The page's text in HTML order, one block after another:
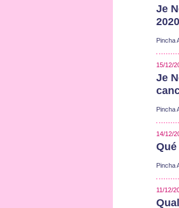
Je
2020
Pincha
15/12/
Je
Pincha
14/12/
Pincha
11/12/